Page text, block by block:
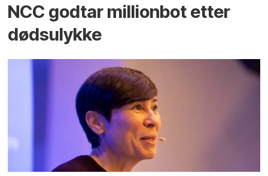
NCC godtar millionbot etter
dødsulykke